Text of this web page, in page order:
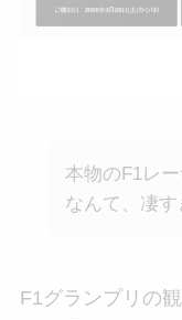
本物のF1レ
なんて、凄す
F1グランプリの